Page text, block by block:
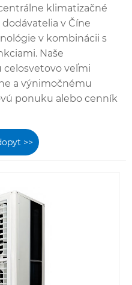
klimatizačné
v Číne
v kombinácii s
Naše
veľmi
a výnimočnému
ponuku alebo cenník
>>